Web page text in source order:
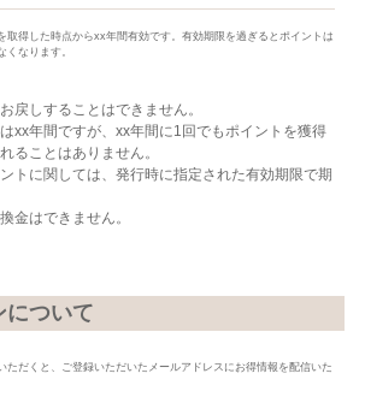
取得した時点からxx年間有効です。有効期限を過ぎるとポイントは
くなります。
戻しすることはできません。
xx年間ですが、xx年間に1回でもポイントを獲得
ることはありません。
トに関しては、発行時に指定された有効期限で期
金はできません。
について
ただくと、ご登録いただいたメールアドレスにお得情報を配信いた